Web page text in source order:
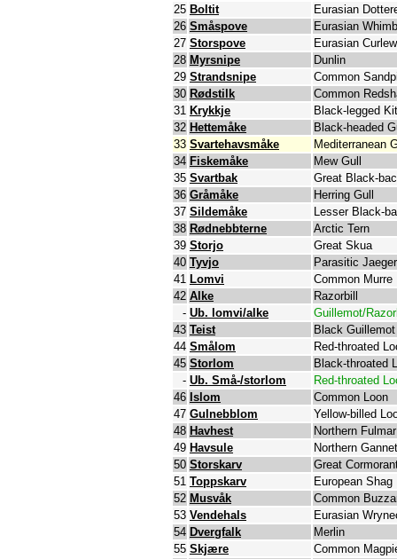
25 Boltit
Eurasian
26 Småspove
Eurasian
27 Storspove
Eurasian Curlew
28 Myrsnipe
Dunlin
29 Strandsnipe
Common
30 Rødstilk
Common
31 Krykkje
Black-legged
32 Hettemåke
Black-headed
33 Svartehavsmåke
Mediterranean
34 Fiskemåke
Mew Gull
35 Svartbak
Great Black-
36 Gråmåke
Herring Gull
37 Sildemåke
Lesser Black-
38 Rødnebbterne
Arctic Tern
39 Storjo
Great Skua
40 Tyvjo
Parasitic Jaeger
41 Lomvi
Common Murre
42 Alke
Razorbill
- Ub. lomvi/alke
Guillemot/
43 Teist
Black Guillemot
44 Smålom
Red-throated
45 Storlom
Black-throated
- Ub. Små-/storlom
Red-throated
46 Islom
Common Loon
47 Gulnebblom
Yellow-billed
48 Havhest
Northern Fulmar
49 Havsule
Northern Gannet
50 Storskarv
Great
51 Toppskarv
European Shag
52 Musvåk
Common
53 Vendehals
Eurasian
54 Dvergfalk
Merlin
55 Skjære
Common